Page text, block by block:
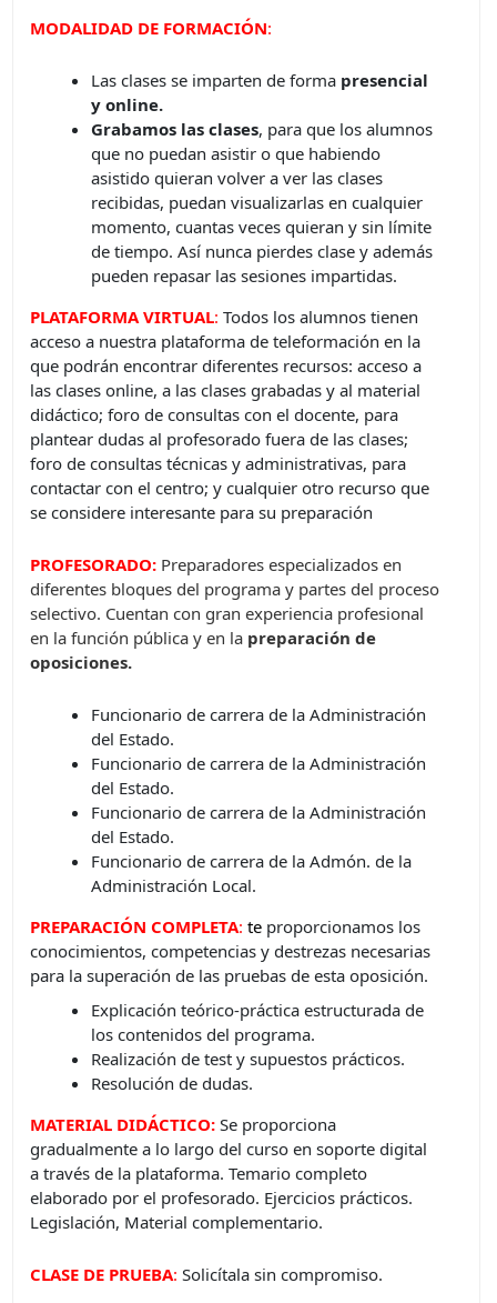
MODALIDAD DE FORMACIÓN:
Las clases se imparten de forma presencial
y online.
Grabamos las clases, para que los alumnos
que no puedan asistir o que habiendo
asistido quieran volver a ver las clases
recibidas, puedan visualizarlas en cualquier
momento, cuantas veces quieran y sin límite
de tiempo. Así nunca pierdes clase y además
pueden repasar las sesiones impartidas.
PLATAFORMA VIRTUAL:Todos los alumnos tienen
acceso a nuestra plataforma de teleformación en la
que podrán encontrar diferentes recursos: acceso a
las clases online, a las clases grabadas y al material
didáctico; foro de consultas con el docente, para
plantear dudas al profesorado fuera de las clases;
foro de consultas técnicas y administrativas, para
contactar con el centro; y cualquier otro recurso que
se considere interesante para su preparación
PROFESORADO: Preparadores especializados en
diferentes bloques del programa y partes del proceso
selectivo. Cuentan con gran experiencia profesional
en la función pública y en la preparación de
oposiciones.
Funcionario de carrera de la Administración
del Estado.
Funcionario de carrera de la Administración
del Estado.
Funcionario de carrera de la Administración
del Estado.
Funcionario de carrera de la Admón. de la
Administración Local.
PREPARACIÓN COMPLETA:te proporcionamos los
conocimientos, competencias y destrezas necesarias
para la superación de las pruebas de esta oposición.
Explicación teórico-práctica estructurada de
los contenidos del programa.
Realización de test y supuestos prácticos.
Resolución de dudas.
MATERIAL DIDÁCTICO:Se proporciona
gradualmente a lo largo del curso en soporte digital
a través de la plataforma. Temario completo
elaborado por el profesorado. Ejercicios prácticos.
Legislación, Material complementario.
CLASE DE PRUEBA: Solicítala sin compromiso.